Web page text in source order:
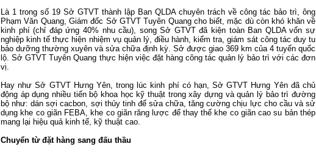
Là 1 trong số 19 Sở GTVT thành lập Ban QLDA chuyên trách về công tác bảo trì, ông
Phạm Văn Quang, Giám đốc Sở GTVT Tuyên Quang cho biết, mặc dù còn khó khăn về
kinh phí (chỉ đáp ứng 40% nhu cầu), song Sở GTVT đã kiện toàn Ban QLDA vốn sự
nghiệp kinh tế thực hiện nhiệm vụ quản lý, điều hành, kiểm tra, giám sát công tác duy tu
bảo dưỡng thường xuyên và sửa chữa định kỳ. Sở được giao 369 km của 4 tuyến quốc
lộ. Sở GTVT Tuyên Quang thực hiện việc đặt hàng công tác quản lý bảo trì với các đơn
vị.
Hay như Sở GTVT Hưng Yên, trong lúc kinh phí có hạn, Sở GTVT Hưng Yên đã chủ
động áp dụng nhiều tiến bộ khoa học kỹ thuật trong xây dựng và quản lý bảo trì đường
bộ như: dán sợi cacbon, sợi thủy tinh để sửa chữa, tăng cường chịu lực cho cầu và sử
dụng khe co giãn FEBA, khe co giãn răng lược để thay thế khe co giãn cao su bản thép
mang lại hiệu quả kinh tế, kỹ thuật cao.
Chuyển từ đặt hàng sang đấu thầu